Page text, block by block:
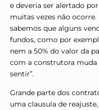
e deveria ser alertado
muitas vezes não
sabemos que alguns
fundos, como por
nem a 50% do valor da
com a construtora
sentir”.
Grande parte dos
uma clausula de